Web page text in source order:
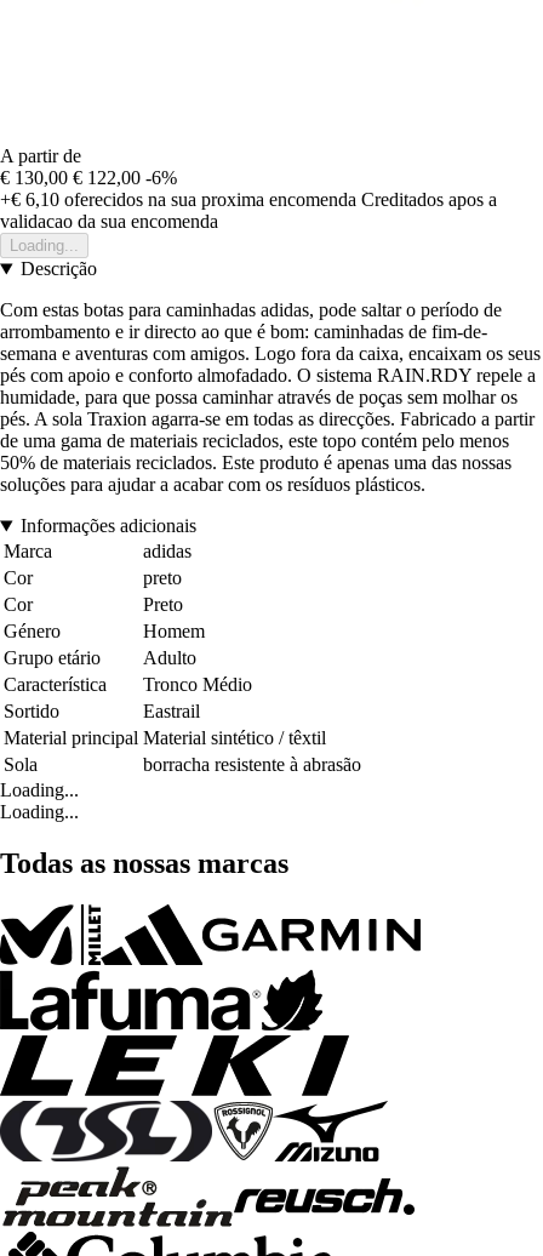
A partir de
€ 130,00 € 122,00 -6%
+€ 6,10 oferecidos na sua proxima encomenda Creditados apos a
validacao da sua encomenda
Loading...
Descrição
Com estas botas para caminhadas adidas, pode saltar o período de
arrombamento e ir directo ao que é bom: caminhadas de fim-de-
semana e aventuras com amigos. Logo fora da caixa, encaixam os seus
pés com apoio e conforto almofadado. O sistema RAIN.RDY repele a
humidade, para que possa caminhar através de poças sem molhar os
pés. A sola Traxion agarra-se em todas as direcções. Fabricado a partir
de uma gama de materiais reciclados, este topo contém pelo menos
50% de materiais reciclados. Este produto é apenas uma das nossas
soluções para ajudar a acabar com os resíduos plásticos.
Informações adicionais
Marca
adidas
Cor
preto
Cor
Preto
Género
Homem
Grupo etário
Adulto
Característica
Tronco Médio
Sortido
Eastrail
Material principal Material sintético / têxtil
Sola
borracha resistente à abrasão
Loading...
Loading...
Todas as nossas marcas